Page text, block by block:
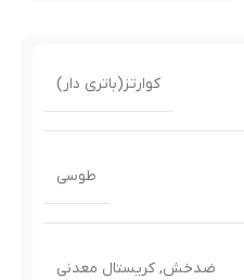
کوارتز(باتری دار)
طوسی
ضدخش, کریستال معدنی